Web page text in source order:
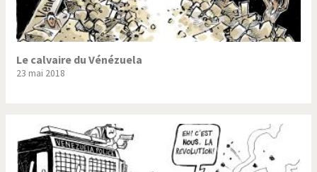
Le calvaire du Vénézuela
23 mai 2018